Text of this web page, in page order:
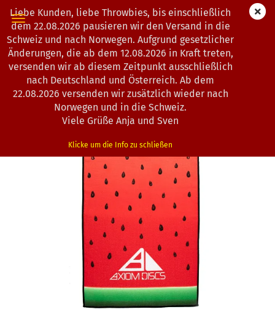
Liebe Kunden, liebe Throwbies, bis einschließlich
dem 22.08.2026 pausieren wir den Versand in die
Schweiz und nach Norwegen. Aufgrund gesetzlicher
Änderungen, die ab dem 12.08.2026 in Kraft treten,
versenden wir ab diesem Zeitpunkt ausschließlich
nach Deutschland und Österreich. Ab dem
22.08.2026 versenden wir zusätzlich wieder nach
Norwegen und in die Schweiz.
Viele Grüße Anja und Sven
Klicke um die Info zu schließen
« Erster
« zurück
Artikel in dieser Kategorie
Axiom Discs | Discgolf Handtuch | Watermelon Edition
1202275 )